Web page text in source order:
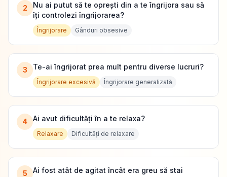
2
Nu ai putut să te oprești din a te îngrijora sau să
îți controlezi îngrijorarea?
Îngrijorare Gânduri obsesive
3 Te-ai îngrijorat prea mult pentru diverse lucruri?
Îngrijorare excesivă Îngrijorare generalizată
4 Ai avut dificultăți în a te relaxa?
Relaxare Dificultăți de relaxare
5
Ai fost atât de agitat încât era greu să stai